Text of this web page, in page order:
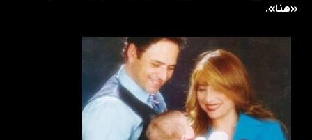
«هنا».